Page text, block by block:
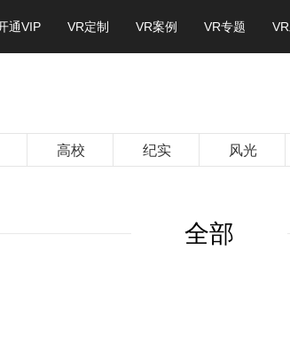
通VIP VR定制 VR案例 VR专题
高校 纪实 风光
全部